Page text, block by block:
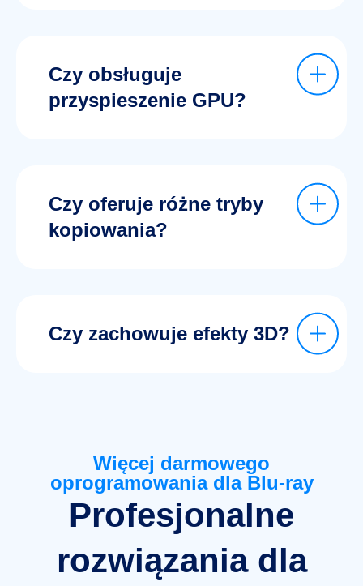
Czy obsługuje
przyspieszenie GPU?
Czy oferuje różne tryby
kopiowania?
Czy zachowuje efekty 3D?
Więcej darmowego
oprogramowania dla Blu-ray
Profesjonalne
rozwiązania dla